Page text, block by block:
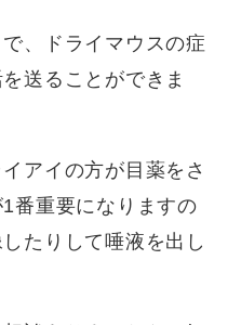
、ドライマウスの症
送ることができま
アイの方が目薬をさ
番重要になりますの
たりして唾液を出し